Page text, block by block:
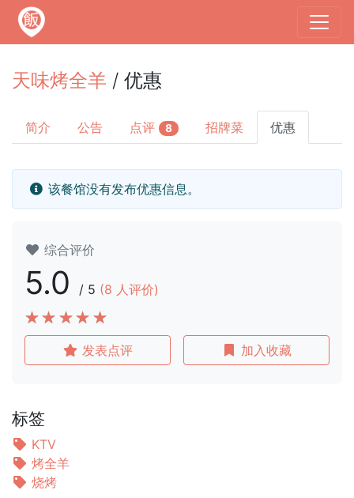
天味烤全羊 / 优惠
简介 公告 点评 8 招牌菜 优惠
该餐馆没有发布优惠信息。
综合评价
5.0 / 5 (8 人评价)
发表点评 加入收藏
标签
KTV
烤全羊
烧烤